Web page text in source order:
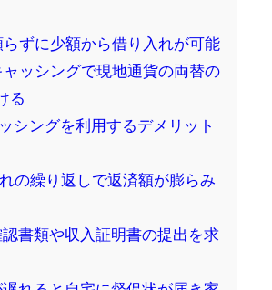
ずに少額から借り入れが可能
ッシングで現地通貨の両替の
る
シングを利用するデメリット
の繰り返しで返済額が膨らみ
書類や収入証明書の提出を求